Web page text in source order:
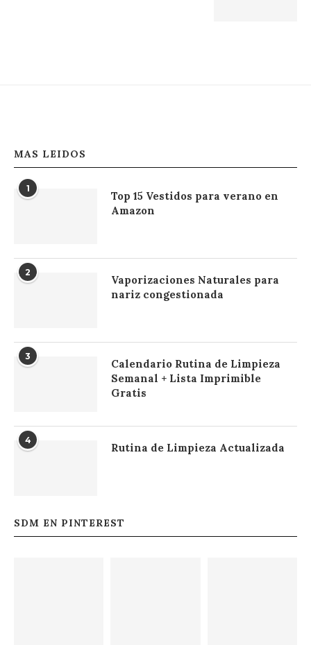
MAS LEIDOS
1
Top 15 Vestidos para verano en
Amazon
2
Vaporizaciones Naturales para
nariz congestionada
3
Calendario Rutina de Limpieza
Semanal + Lista Imprimible
Gratis
4
Rutina de Limpieza Actualizada
SDM EN PINTEREST